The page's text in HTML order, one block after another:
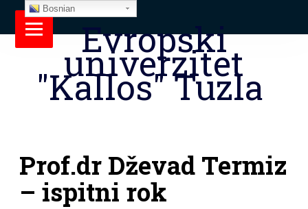
Evropski
univerzitet
"Kallos" Tuzla
Prof.dr Dževad Termiz
– ispitni rok
Bosnian